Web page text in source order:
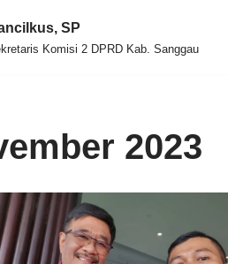
SP
Komisi 2 DPRD Kab. Sanggau
2023